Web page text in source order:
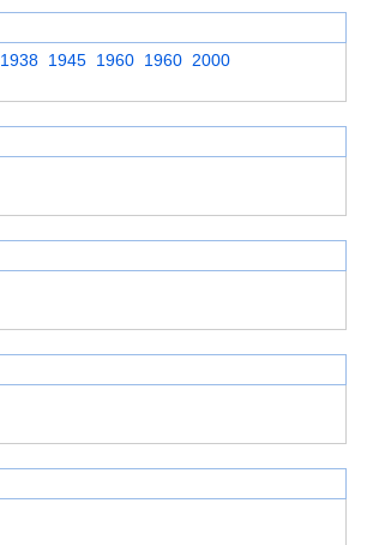
1938 1945 1960 1960 2000